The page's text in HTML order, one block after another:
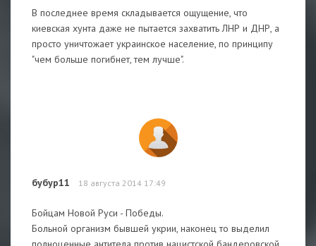
В последнее время складывается ощущение, что
киевская хунта даже не пытается захватить ЛНР и ДНР, а
просто уничтожает украинское население, по принципу
"чем больше погибнет, тем лучше".
бубур11 18 августа 2014 17:49
Бойцам Новой Руси - Победы.
Больной организм бывшей укрии, наконец то выделил